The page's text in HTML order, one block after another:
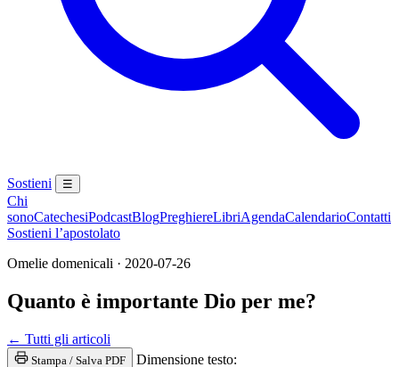
Sostieni ☰
Chi
sonoCatechesiPodcastBlogPreghiereLibriAgendaCalendarioContatti
Sostieni l’apostolato
Omelie domenicali · 2020-07-26
Quanto è importante Dio per me?
← Tutti gli articoli
Stampa / Salva PDF Dimensione testo: